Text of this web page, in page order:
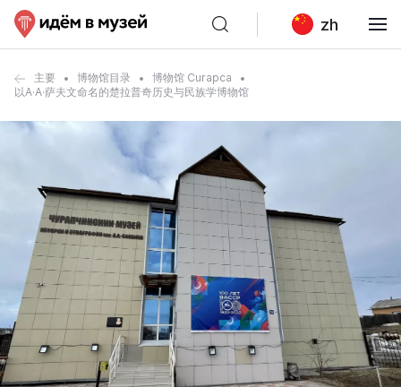
zh
主要 博物馆目录
博物馆 Curapca
以A·A·萨夫文命名的楚拉普奇历史与民族学博物馆